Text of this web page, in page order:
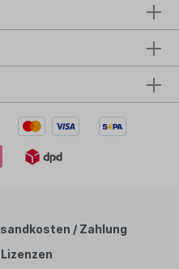
/ Zahlung